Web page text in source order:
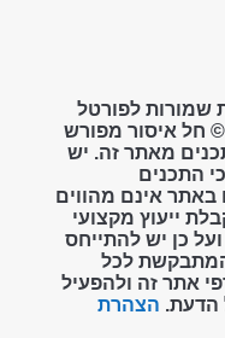
שמורות לפורטל
© חל איסור מפורש
מאתר זה. יש
התכנים
באתר אינם מהווים
ייעוץ מקצועי
כן יש להתייחס
לכל
אתר זה ולהפעיל
הדעת. הצהרת